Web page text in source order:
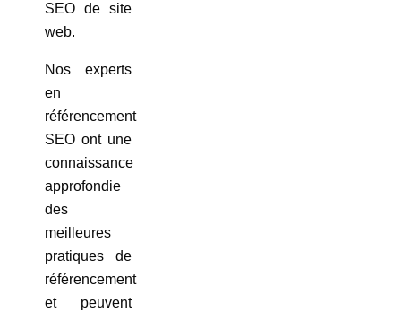
SEO de site
web.
Nos experts
en
référencement
SEO ont une
connaissance
approfondie
des
meilleures
pratiques de
référencement
et peuvent